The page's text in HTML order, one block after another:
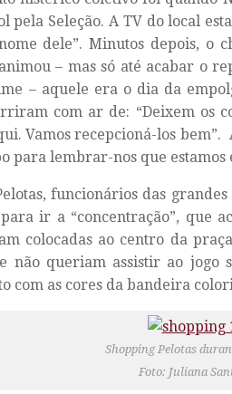
pela Seleção. A TV do local
dele”. Minutos depois, o
– mas só até acabar o
– aquele era o dia da
com ar de: “Deixem os
Vamos recepcioná-los
para lembrar-nos que estamos
funcionários das
ir a “concentração”, que
colocadas ao centro da
não queriam assistir ao jogo
com as cores da bandeira
Shopping Pelotas
Foto: Juliana